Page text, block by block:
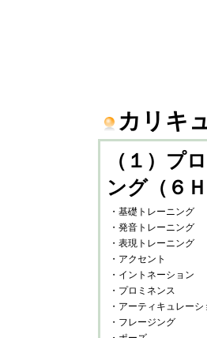
カリキ
（１）プ
ング（６
・基礎トレーニング
・発音トレーニング
・表現トレーニング
・アクセント
・イントネーション
・プロミネンス
・アーティキュレーシ
・フレージング